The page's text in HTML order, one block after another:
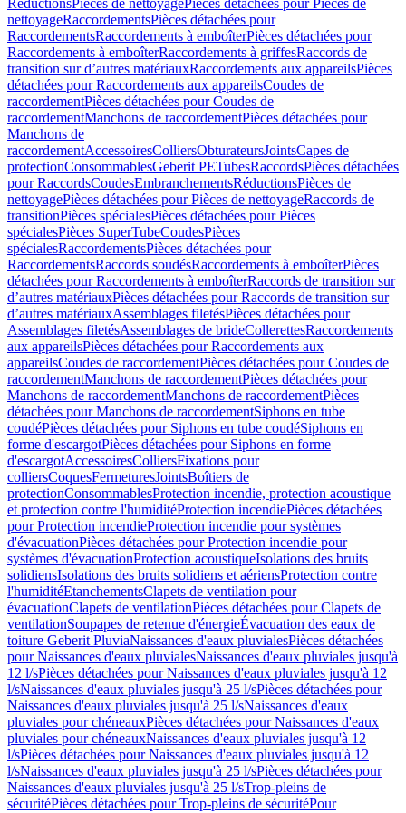
RéductionsPièces de nettoyagePièces détachées pour Pièces de
nettoyageRaccordementsPièces détachées pour
RaccordementsRaccordements à emboîterPièces détachées pour
Raccordements à emboîterRaccordements à griffesRaccords de
transition sur d’autres matériauxRaccordements aux appareilsPièces
détachées pour Raccordements aux appareilsCoudes de
raccordementPièces détachées pour Coudes de
raccordementManchons de raccordementPièces détachées pour
Manchons de
raccordementAccessoiresColliersObturateursJointsCapes de
protectionConsommablesGeberit PETubesRaccordsPièces détachées
pour RaccordsCoudesEmbranchementsRéductionsPièces de
nettoyagePièces détachées pour Pièces de nettoyageRaccords de
transitionPièces spécialesPièces détachées pour Pièces
spécialesPièces SuperTubeCoudesPièces
spécialesRaccordementsPièces détachées pour
RaccordementsRaccords soudésRaccordements à emboîterPièces
détachées pour Raccordements à emboîterRaccords de transition sur
d’autres matériauxPièces détachées pour Raccords de transition sur
d’autres matériauxAssemblages filetésPièces détachées pour
Assemblages filetésAssemblages de brideCollerettesRaccordements
aux appareilsPièces détachées pour Raccordements aux
appareilsCoudes de raccordementPièces détachées pour Coudes de
raccordementManchons de raccordementPièces détachées pour
Manchons de raccordementManchons de raccordementPièces
détachées pour Manchons de raccordementSiphons en tube
coudéPièces détachées pour Siphons en tube coudéSiphons en
forme d'escargotPièces détachées pour Siphons en forme
d'escargotAccessoiresColliersFixations pour
colliersCoquesFermeturesJointsBoîtiers de
protectionConsommablesProtection incendie, protection acoustique
et protection contre l'humiditéProtection incendiePièces détachées
pour Protection incendieProtection incendie pour systèmes
d'évacuationPièces détachées pour Protection incendie pour
systèmes d'évacuationProtection acoustiqueIsolations des bruits
solidiensIsolations des bruits solidiens et aériensProtection contre
l'humiditéEtanchementsClapets de ventilation pour
évacuationClapets de ventilationPièces détachées pour Clapets de
ventilationSoupapes de retenue d'énergieÉvacuation des eaux de
toiture Geberit PluviaNaissances d'eaux pluvialesPièces détachées
pour Naissances d'eaux pluvialesNaissances d'eaux pluviales jusqu'à
12 l/sPièces détachées pour Naissances d'eaux pluviales jusqu'à 12
l/sNaissances d'eaux pluviales jusqu'à 25 l/sPièces détachées pour
Naissances d'eaux pluviales jusqu'à 25 l/sNaissances d'eaux
pluviales pour chéneauxPièces détachées pour Naissances d'eaux
pluviales pour chéneauxNaissances d'eaux pluviales jusqu'à 12
l/sPièces détachées pour Naissances d'eaux pluviales jusqu'à 12
l/sNaissances d'eaux pluviales jusqu'à 25 l/sPièces détachées pour
Naissances d'eaux pluviales jusqu'à 25 l/sTrop-pleins de
sécuritéPièces détachées pour Trop-pleins de sécuritéPour